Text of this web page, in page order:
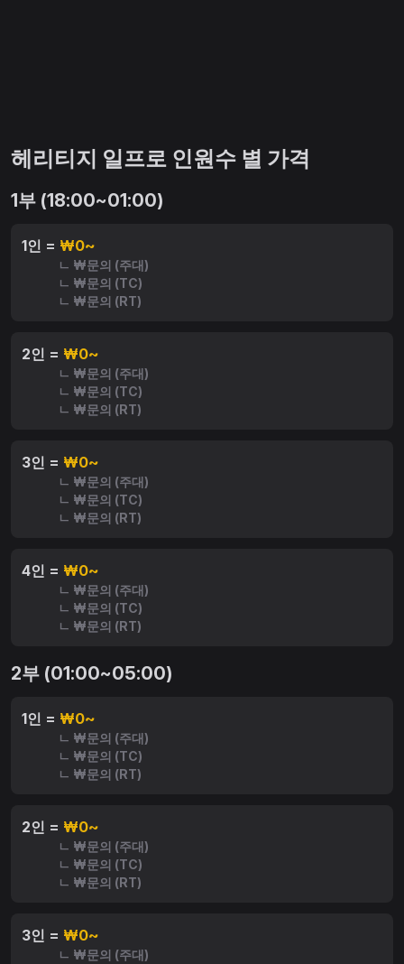
헤리티지 일프로 인원수 별 가격
1부 (18:00~01:00)
1인 = ₩0~
ㄴ ₩문의 (주대)
ㄴ ₩문의 (TC)
ㄴ ₩문의 (RT)
2인 = ₩0~
ㄴ ₩문의 (주대)
ㄴ ₩문의 (TC)
ㄴ ₩문의 (RT)
3인 = ₩0~
ㄴ ₩문의 (주대)
ㄴ ₩문의 (TC)
ㄴ ₩문의 (RT)
4인 = ₩0~
ㄴ ₩문의 (주대)
ㄴ ₩문의 (TC)
ㄴ ₩문의 (RT)
2부 (01:00~05:00)
1인 = ₩0~
ㄴ ₩문의 (주대)
ㄴ ₩문의 (TC)
ㄴ ₩문의 (RT)
2인 = ₩0~
ㄴ ₩문의 (주대)
ㄴ ₩문의 (TC)
ㄴ ₩문의 (RT)
3인 = ₩0~
ㄴ ₩문의 (주대)